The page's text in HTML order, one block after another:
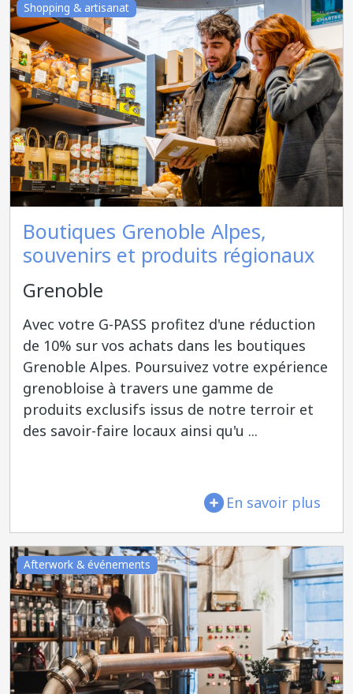
Shopping & artisanat
Boutiques Grenoble Alpes,
souvenirs et produits régionaux
Grenoble
Avec votre G-PASS profitez d'une réduction
de 10% sur vos achats dans les boutiques
Grenoble Alpes. Poursuivez votre expérience
grenobloise à travers une gamme de
produits exclusifs issus de notre terroir et
des savoir-faire locaux ainsi qu'u ...
En savoir plus
Afterwork & événements